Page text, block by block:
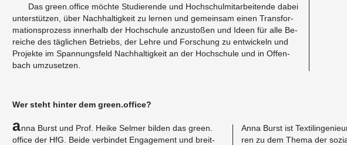
Das green.​office möch­te Stu­die­ren­de und Hoch­schul­mit­ar­bei­ten­de dabei
un­ter­stüt­zen, über Nach­hal­tig­keit zu ler­nen und ge­mein­sam einen Trans­for­
ma­ti­ons­pro­zess in­ner­halb der Hoch­schu­le an­zu­sto­ßen und Ideen für alle Be­
rei­che des täg­li­chen Be­triebs, der Lehre und For­schung zu ent­wi­ckeln und
Pro­jek­te im Span­nungs­feld Nach­hal­tig­keit an der Hoch­schu­le und in Of­fen­
bach um­zu­set­zen.
Wer steht hin­ter dem green.​office?
Anna Burst und Prof. Heike Sel­mer bil­den das green.​
office der HfG. Beide ver­bin­det En­ga­ge­ment und breit­
Anna Burst ist
ren zu dem Thema der